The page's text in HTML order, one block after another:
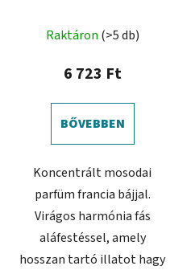
termék
átlagos
5-
ből
csillag.
Raktáron (>5 db)
6 723 Ft
BŐVEBBEN
Koncentrált mosodai
parfüm francia bájjal.
Virágos harmónia fás
aláfestéssel, amely
hosszan tartó illatot hagy